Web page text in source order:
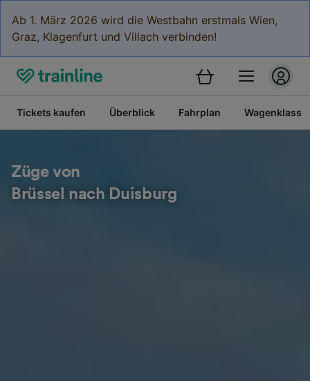
Ab 1. März 2026 wird die Westbahn erstmals Wien,
Graz, Klagenfurt und Villach verbinden!
Tickets kaufen Überblick Fahrplan
Züge von
Brüssel nach Duisburg